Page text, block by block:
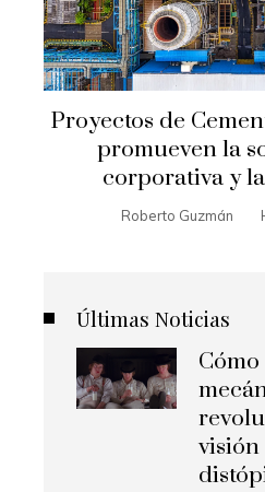
Proyectos de
promueven la
corporativa y
Roberto Guzmán
Últimas Noticias